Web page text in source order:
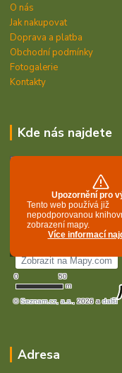
O nás
Jak nakupovat
Doprava a platba
Obchodní podmínky
Fotogalerie
Kontakty
Kde nás najdete
Adresa